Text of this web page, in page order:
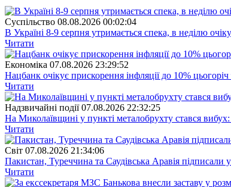
Суспiльство 08.08.2026 00:02:04
В Україні 8-9 серпня утримається спека, в неділю
Читати
Економіка 07.08.2026 23:29:52
Нацбанк очікує прискорення інфляції до 10%
Читати
Надзвичайні події 07.08.2026 22:32:25
На Миколаївщині у пункті металобрухту стався
Читати
Свiт 07.08.2026 21:34:06
Пакистан, Туреччина та Саудівська Аравія підписали
Читати